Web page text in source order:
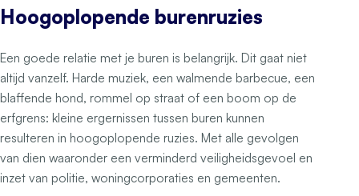
Hoogoplopende burenruzies
Een goede relatie met je buren is belangrijk. Dit gaat niet
altijd vanzelf. Harde muziek, een walmende barbecue, een
blaffende hond, rommel op straat of een boom op de
erfgrens: kleine ergernissen tussen buren kunnen
resulteren in hoogoplopende ruzies. Met alle gevolgen
van dien waaronder een verminderd veiligheidsgevoel en
inzet van politie, woningcorporaties en gemeenten.